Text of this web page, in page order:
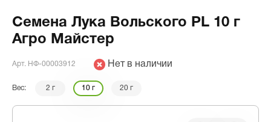
Семена Лука Вольского PL 10 г
Агро Майстер
Арт. НФ-00003912 Нет в наличии
Вес: 2 г 10 г 20 г